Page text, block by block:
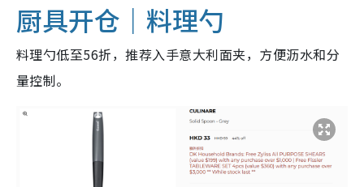
厨具开仓｜料理勺
料理勺低至56折，推荐入手意大利面夹，方便沥水和分
量控制。